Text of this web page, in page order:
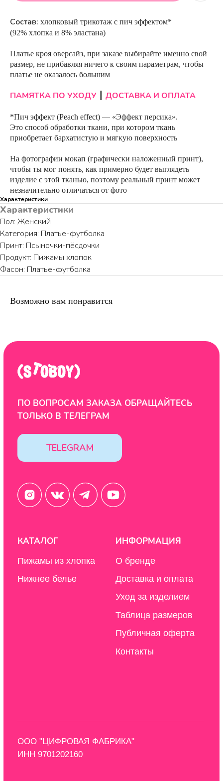
Состав: хлопковый трикотаж с пич эффектом*
(92% хлопка и 8% эластана)
Платье кроя оверсайз, при заказе выбирайте именно свой
размер, не прибавляя ничего к своим параметрам, чтобы
платье не оказалось большим
ПАМЯТКА ПО УХОДУ ДОСТАВКА И ОПЛАТА
*Пич эффект (Peach effect) — «Эффект персика».
Это способ обработки ткани, при котором ткань
приобретает бархатистую и мягкую поверхность
На фотографии мокап (графически наложенный принт),
чтобы ты мог понять, как примерно будет выглядеть
изделие с этой тканью, поэтому реальный принт может
незначительно отличаться от фото
Характеристики
Характеристики
Пол: Женский
Категория: Платье-футболка
Принт: Псыночки-пёсдочки
Продукт: Пижамы хлопок
Фасон: Платье-футболка
Возможно вам понравится
Design by: YudinStudio
О бренде
Пижамы из хлопка
ООО "ЦИФРОВАЯ ФАБРИКА"
ИНН 9701202160
ПО ВОПРОСАМ ЗАКАЗА ОБРАЩАЙТЕСЬ
ТОЛЬКО В ТЕЛЕГРАМ
Таблица размеров
TELEGRAM